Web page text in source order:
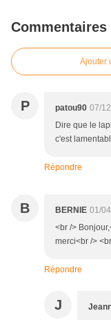
Commentaires
Ajouter
P patou90 07/
Dire que le
c'est
Répondre
B BERNIE 01/
<br />
merci<br />
Répondre
J